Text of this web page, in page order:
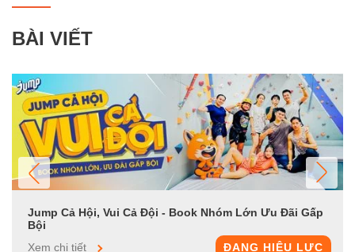
BÀI VIẾT
Jump Cả Hội, Vui Cả Đội - Book Nhóm Lớn Ưu Đãi Gấp
Bội
Xem chi tiết
ĐANG HIỆU LỰC